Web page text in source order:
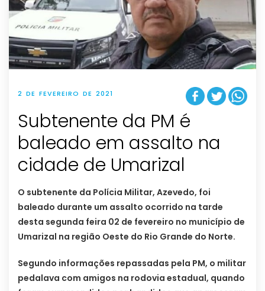
2 DE FEVEREIRO DE 2021
Subtenente da PM é
baleado em assalto na
cidade de Umarizal
O subtenente da Polícia Militar, Azevedo, foi
baleado durante um assalto ocorrido na tarde
desta segunda feira 02 de fevereiro no município de
Umarizal na região Oeste do Rio Grande do Norte.
Segundo informações repassadas pela PM, o militar
pedalava com amigos na rodovia estadual, quando